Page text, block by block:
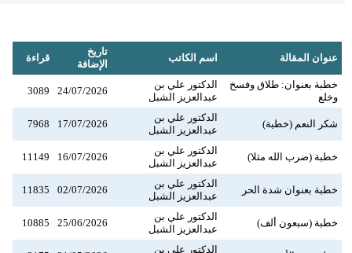
عنوان المقالة اسم الكاتب
تاريخ
الإضافة
قراءة
خطبة بعنوان: طلاق وفسخ
وخلع
الدكتور علي بن
عبدالعزيز الشبل
24/07/2026
3089
شكر النعم (خطبة)
الدكتور علي بن
عبدالعزيز الشبل
17/07/2026
7968
خطبة (ضرب الله مثلا)
الدكتور علي بن
عبدالعزيز الشبل
16/07/2026
11149
خطبة بعنوان شدة الحر
الدكتور علي بن
عبدالعزيز الشبل
02/07/2026
11835
خطبة (سبعون ألف)
الدكتور علي بن
عبدالعزيز الشبل
25/06/2026
10885
الدكتور علي بن